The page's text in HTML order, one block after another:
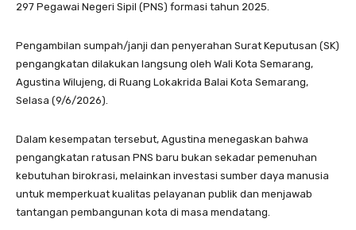
297 Pegawai Negeri Sipil (PNS) formasi tahun 2025.
Pengambilan sumpah/janji dan penyerahan Surat Keputusan (SK)
pengangkatan dilakukan langsung oleh Wali Kota Semarang,
Agustina Wilujeng, di Ruang Lokakrida Balai Kota Semarang,
Selasa (9/6/2026).
Dalam kesempatan tersebut, Agustina menegaskan bahwa
pengangkatan ratusan PNS baru bukan sekadar pemenuhan
kebutuhan birokrasi, melainkan investasi sumber daya manusia
untuk memperkuat kualitas pelayanan publik dan menjawab
tantangan pembangunan kota di masa mendatang.